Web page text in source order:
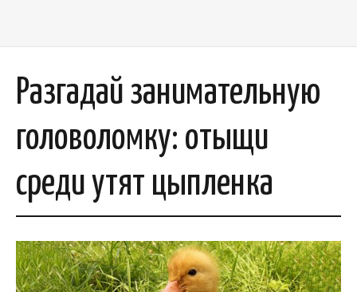
Разгадай занимательную
головоломку: отыщи
среди утят цыпленка